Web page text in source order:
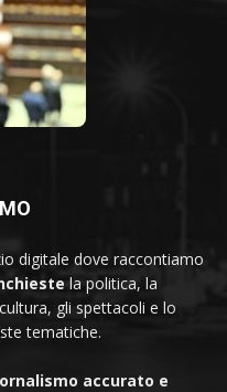
digitale dove raccontiamo
la politica, la
gli spettacoli e lo
tematiche.
accurato e